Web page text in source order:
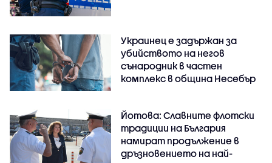
Украинец е задържан за
убийството на негов
сънародник в частен
комплекс в община Несебър
Йотова: Славните флотски
традиции на България
намират продължение в
дръзновението на най-